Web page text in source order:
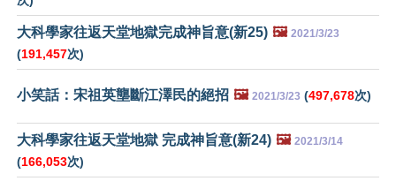
大科學家往返天堂地獄完成神旨意(新25) 🖼️ 2021/3/23
(191,457次)
小笑話：宋祖英壟斷江澤民的絕招 🖼️ 2021/3/23 (497,678次)
大科學家往返天堂地獄 完成神旨意(新24) 🖼️ 2021/3/14
(166,053次)